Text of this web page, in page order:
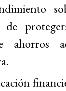
de
ahorros